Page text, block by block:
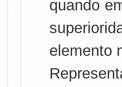
quando
elemento